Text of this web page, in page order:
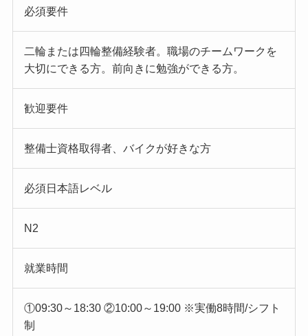
必須要件
二輪または四輪整備経験者。職場のチームワークを
大切にできる方。前向きに勉強ができる方。
歓迎要件
整備士資格取得者、バイクが好きな方
必須日本語レベル
N2
就業時間
①09:30～18:30 ②10:00～19:00 ※実働8時間/シフト
制